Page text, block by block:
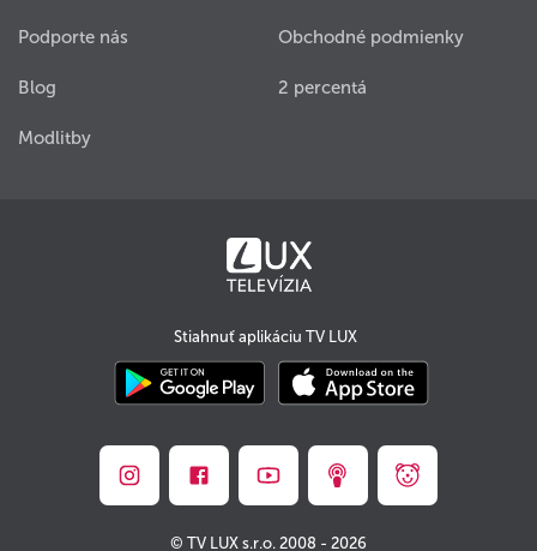
Podporte nás
Blog
Modlitby
Obchodné podmienky
2 percentá
Stiahnuť aplikáciu TV LUX
© TV LUX s.r.o. 2008 - 2026